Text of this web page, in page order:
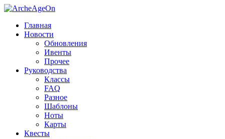
Главная
Новости
Обновления
Ивенты
Прочее
Руководства
Классы
FAQ
Разное
Шаблоны
Ноты
Карты
Квесты